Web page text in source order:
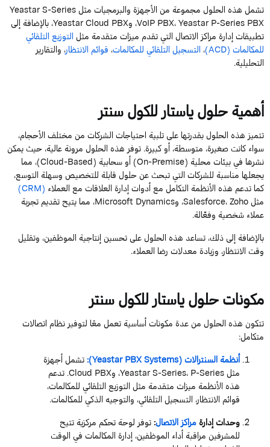
تشملهذهالحلولمجموعةمنالأجهزةوالبرمجياتمثل YeastarS-Series
VoIPPBX،YeastarP-SeriesPBX ، و YeastarCloud PBX ،بالإضافةإلى
تطبيقاتإدارةمراكزالاتصالالتيتقدمميزاتمتقدمةمثلالتوزيعالتلقائي
للمكالمات(
ACD
)، التسجيلالتلقائيللمكالمات، قوائمالانتظار، والتقارير
التحليلية.
أهميةحلولياستارللكولسنتر
تتميزهذه الحلولبقدرتهاعلىتلبيةاحتياجاتالشركاتمنمختلفالأحجام،
سواءكانتصغيرة، متوسطة،أوكبيرة.توفرهذهالحلولمرونةعالية،حيثيمكن
نشرها فيبيئاتمحلية(
On-Premise
)أوسحابية(
Cloud-Based )، مما
يجعلها مناسبةللشركاتالتيتبحثعنحلولقابلةللتخصيصوسهلةالتوسع،
كماتدعمهذهالأنظمةالتكاملمعأدواتإدارةالعلاقاتمعالعملاء(
CRM
)
مثل Salesforce،Zoho ، و MicrosoftDynamics ، ممايتيحتقديمتجربة
عملاءشخصيةوفعّالة.
بالإضافةإلىذلك،تساعدهذهالحلولعلىتحسينإنتاجيةالموظفين، وتقليل
وقتالانتظار، وزيادةمعدلاترضا العملاء.
مكوناتحلولياستارللكولسنتر
تتكونهذهالحلولمنعدةمكوناتأساسيةتعملمعًا لتوفيرنظاماتصالات
متكامل:
أنظمةالسنترالات(
YeastarPBXSystems
)
:تشملأجهزة
مثل YeastarS-Series،P-Series ، و Cloud PBX
.تدعم
هذهالأنظمةميزاتمتقدمةمثلالتوزيعالتلقائيللمكالمات،
قوائمالانتظار، التسجيلالتلقائي، والتوجيهالذكيللمكالمات.
وحداتإدارةمراكزالاتصال:توفرلوحةتحكممركزيةتتيح
للمشرفينمراقبةأداءالموظفين،إدارةالمكالماتفيالوقت